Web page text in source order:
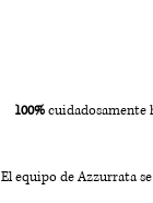
100%cuidadosamente
El equipo de Azzurrata